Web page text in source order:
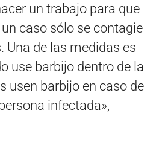
un trabajo para que
caso sólo se contagie
Una de las medidas es
use barbijo dentro de la
usen barbijo en caso de
infectada»,